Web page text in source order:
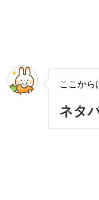
ここから
ネタ